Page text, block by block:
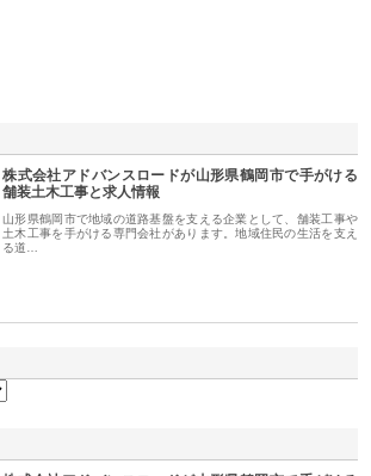
株式会社アドバンスロードが山形県鶴岡市で手がける
舗装土木工事と求人情報
山形県鶴岡市で地域の道路基盤を支える企業として、舗装工事や
土木工事を手がける専門会社があります。地域住民の生活を支え
る道…